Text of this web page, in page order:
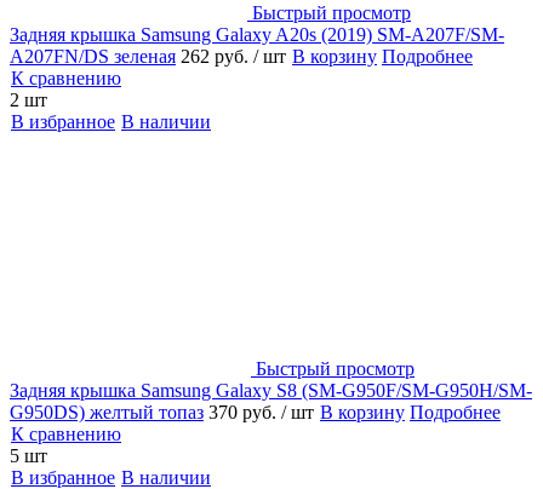
Быстрый просмотр
Задняя крышка Samsung Galaxy A20s (2019) SM-A207F/SM-
A207FN/DS зеленая 262 руб. / шт В корзину Подробнее
К сравнению
2 шт
В избранное В наличии
Быстрый просмотр
Задняя крышка Samsung Galaxy S8 (SM-G950F/SM-G950H/SM-
G950DS) желтый топаз 370 руб. / шт В корзину Подробнее
К сравнению
5 шт
В избранное В наличии